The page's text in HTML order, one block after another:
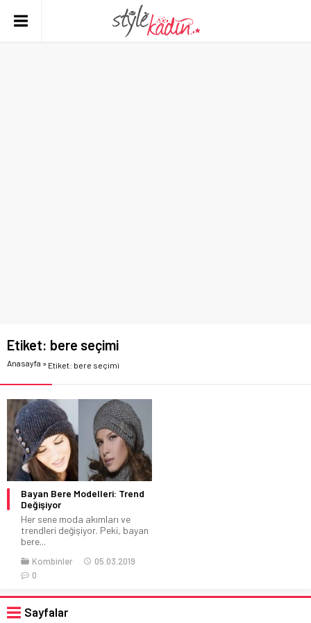
Etiket: bere seçimi
Anasayfa » Etiket: bere seçimi
Bayan Bere Modelleri: Trend
Değişiyor
Her sene moda akımları ve
trendleri değişiyor. Peki, bayan
bere...
Kombinler
05.03.2019
0
Sayfalar